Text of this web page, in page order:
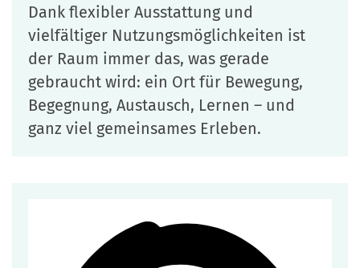
Dank flexibler Ausstattung und
vielfältiger Nutzungsmöglichkeiten ist
der Raum immer das, was gerade
gebraucht wird: ein Ort für Bewegung,
Begegnung, Austausch, Lernen – und
ganz viel gemeinsames Erleben.